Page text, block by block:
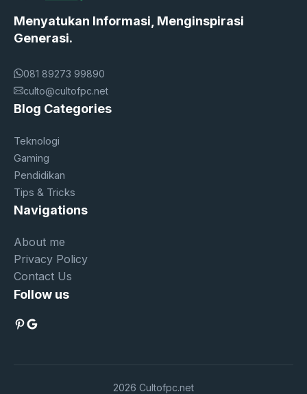
Menyatukan Informasi, Menginspirasi
Generasi.
081 89273 99890
culto@cultofpc.net
Blog Categories
Teknologi
Gaming
Pendidikan
Tips & Tricks
Navigations
About me
Privacy Policy
Contact Us
Follow us
Pinterest
Google
2026 Cultofpc.net